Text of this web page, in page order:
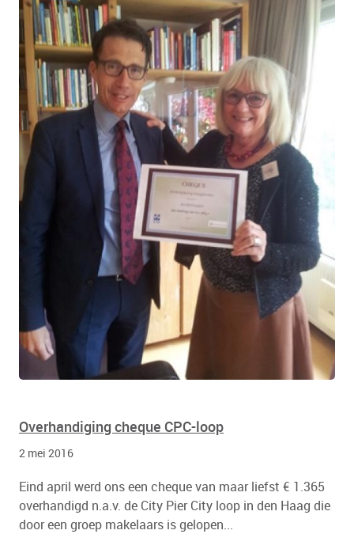
Overhandiging cheque CPC-loop
2 mei 2016
Eind april werd ons een cheque van maar liefst € 1.365
overhandigd n.a.v. de City Pier City loop in den Haag die
door een groep makelaars is gelopen...